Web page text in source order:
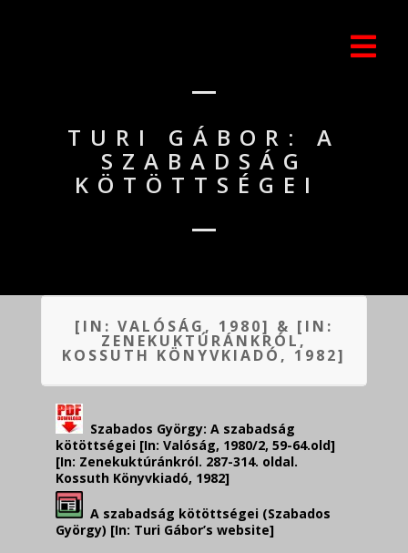
TURI GÁBOR: A
SZABADSÁG
KÖTÖTTSÉGEI
[IN: VALÓSÁG, 1980] & [IN:
ZENEKUKTÚRÁNKRÓL,
KOSSUTH KÖNYVKIADÓ, 1982]
Szabados György: A szabadság
kötöttségei [In: Valóság, 1980/2, 59-64.old]
[In: Zenekuktúránkról. 287-314. oldal.
Kossuth Könyvkiadó, 1982]
A szabadság kötöttségei (Szabados
György) [In: Turi Gábor’s website]